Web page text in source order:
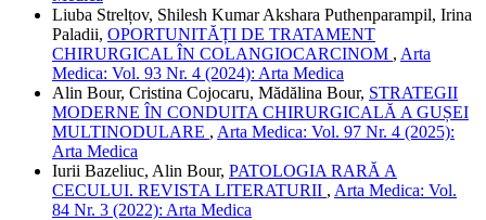
Liuba Strelțov, Shilesh Kumar Akshara Puthenparampil, Irina
Paladii, OPORTUNITĂȚI DE TRATAMENT
CHIRURGICAL ÎN COLANGIOCARCINOM , Arta
Medica: Vol. 93 Nr. 4 (2024): Arta Medica
Alin Bour, Cristina Cojocaru, Mădălina Bour, STRATEGII
MODERNE ÎN CONDUITA CHIRURGICALĂ A GUȘEI
MULTINODULARE , Arta Medica: Vol. 97 Nr. 4 (2025):
Arta Medica
Iurii Bazeliuc, Alin Bour, PATOLOGIA RARĂ A
CECULUI. REVISTA LITERATURII , Arta Medica: Vol.
84 Nr. 3 (2022): Arta Medica